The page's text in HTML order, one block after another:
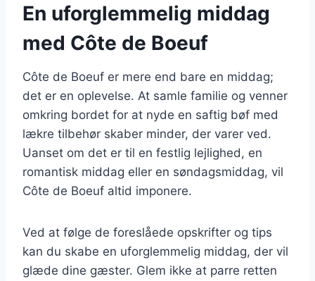
En uforglemmelig middag
med Côte de Boeuf
Côte de Boeuf er mere end bare en middag;
det er en oplevelse. At samle familie og venner
omkring bordet for at nyde en saftig bøf med
lækre tilbehør skaber minder, der varer ved.
Uanset om det er til en festlig lejlighed, en
romantisk middag eller en søndagsmiddag, vil
Côte de Boeuf altid imponere.
Ved at følge de foreslåede opskrifter og tips
kan du skabe en uforglemmelig middag, der vil
glæde dine gæster. Glem ikke at parre retten